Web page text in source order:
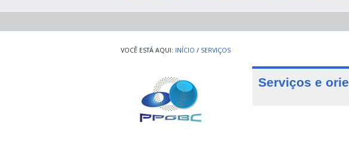
INÍCIO / SERVIÇOS
Serviços e